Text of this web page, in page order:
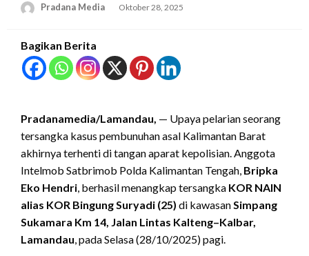
Pradana Media Oktober 28, 2025
Bagikan Berita
Pradanamedia/Lamandau, — Upaya pelarian seorang
tersangka kasus pembunuhan asal Kalimantan Barat
akhirnya terhenti di tangan aparat kepolisian. Anggota
Intelmob Satbrimob Polda Kalimantan Tengah, Bripka
Eko Hendri , berhasil menangkap tersangka KOR NAIN
alias KOR Bingung Suryadi (25) di kawasan Simpang
Sukamara Km 14, Jalan Lintas Kalteng–Kalbar,
Lamandau , pada Selasa (28/10/2025) pagi.